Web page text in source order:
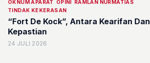
OKNUM APARAT
OPINI
RAMLAN NURMATIAS
TINDAK KEKERASAN
“Fort De Kock”, Antara Kearifan Dan
Kepastian
24 JULI 2026